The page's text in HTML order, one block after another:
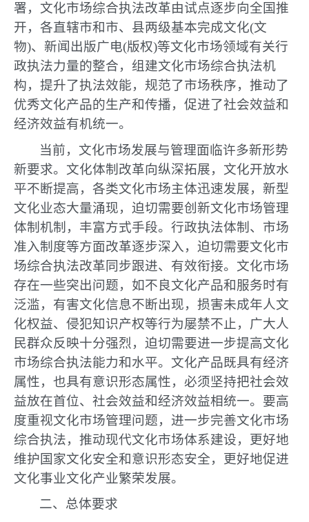
署，文化市场综合执法改革由试点逐步向全国推
开，各直辖市和市、县两级基本完成文化(文
物)、新闻出版广电(版权)等文化市场领域有关行
政执法力量的整合，组建文化市场综合执法机
构，提升了执法效能，规范了市场秩序，推动了
优秀文化产品的生产和传播，促进了社会效益和
经济效益有机统一。
当前，文化市场发展与管理面临许多新形势
新要求。文化体制改革向纵深拓展，文化开放水
平不断提高，各类文化市场主体迅速发展，新型
文化业态大量涌现，迫切需要创新文化市场管理
体制机制，丰富方式手段。行政执法体制、市场
准入制度等方面改革逐步深入，迫切需要文化市
场综合执法改革同步跟进、有效衔接。文化市场
存在一些突出问题，如不良文化产品和服务时有
泛滥，有害文化信息不断出现，损害未成年人文
化权益、侵犯知识产权等行为屡禁不止，广大人
民群众反映十分强烈，迫切需要进一步提高文化
市场综合执法能力和水平。文化产品既具有经济
属性，也具有意识形态属性，必须坚持把社会效
益放在首位、社会效益和经济效益相统一。要高
度重视文化市场管理问题，进一步完善文化市场
综合执法，推动现代文化市场体系建设，更好地
维护国家文化安全和意识形态安全，更好地促进
文化事业文化产业繁荣发展。
二、总体要求